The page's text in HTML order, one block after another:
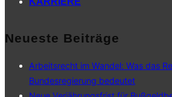
Neueste Beiträge
Arbeitsrecht im Wandel: Was das
Bundesregierung bedeutet